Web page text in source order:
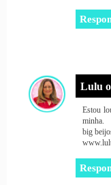
Lulu
Estou
minha.
big